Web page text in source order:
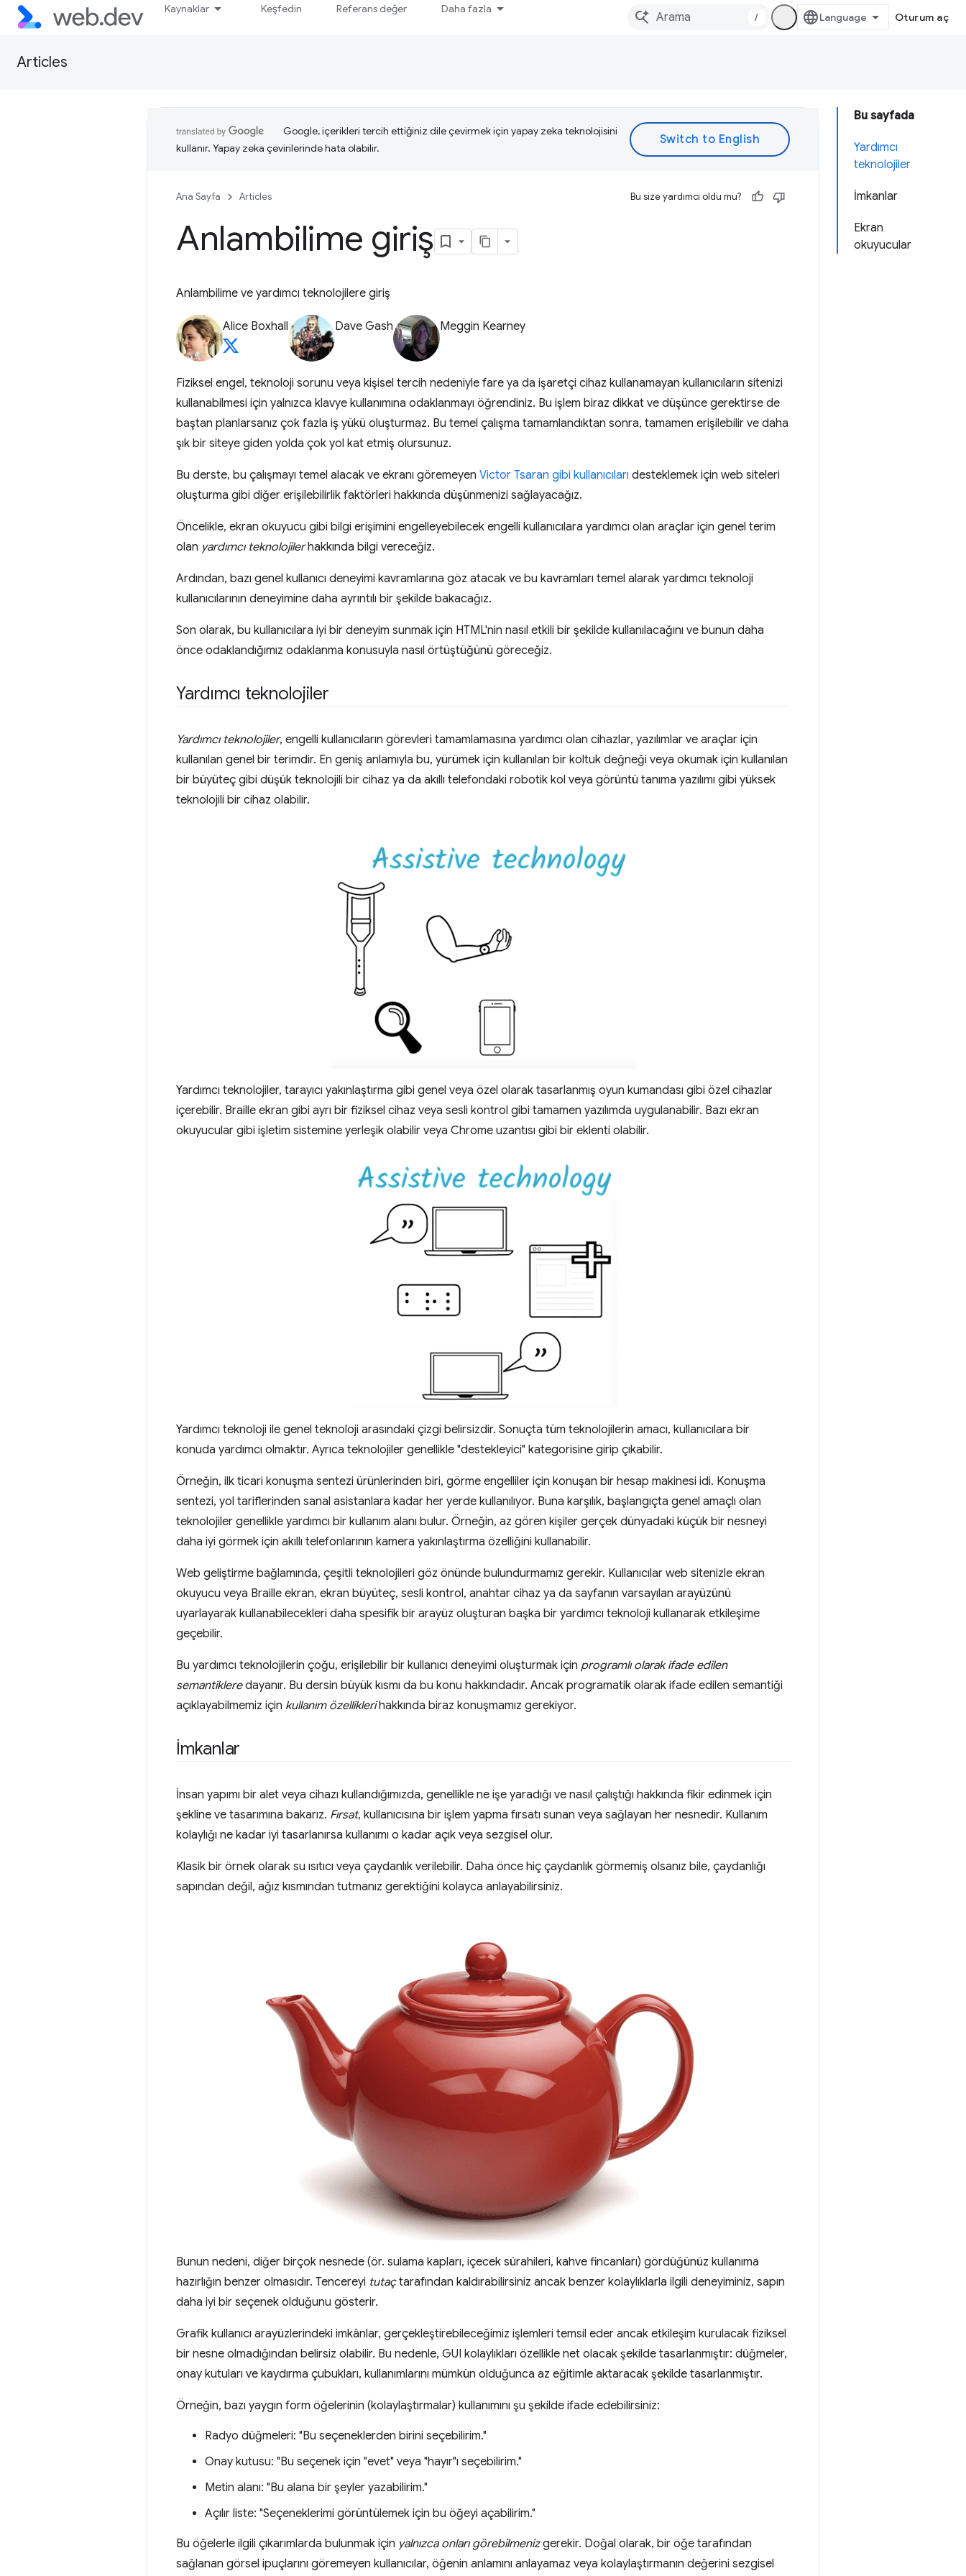
Kaynaklar Keşfedin Referans değer Daha fazla
/ Oturum aç
Articles
Bu sayfada
Yardımcı
teknolojiler
İmkanlar
Ekran
okuyucular
Google, içerikleri tercih ettiğiniz dile çevirmek için yapay zeka teknolojisini
kullanır. Yapay zeka çevirilerinde hata olabilir.
Ana Sayfa Articles Bu size yardımcı oldu mu?
Anlambilime giriş
Anlambilime ve yardımcı teknolojilere giriş
Alice Boxhall Dave Gash Meggin Kearney
Fiziksel engel, teknoloji sorunu veya kişisel tercih nedeniyle fare ya da işaretçi cihaz kullanamayan kullanıcıların sitenizi
kullanabilmesi için yalnızca klavye kullanımına odaklanmayı öğrendiniz. Bu işlem biraz dikkat ve düşünce gerektirse de
baştan planlarsanız çok fazla iş yükü oluşturmaz. Bu temel çalışma tamamlandıktan sonra, tamamen erişilebilir ve daha
şık bir siteye giden yolda çok yol kat etmiş olursunuz.
Bu derste, bu çalışmayı temel alacak ve ekranı göremeyen Victor Tsaran gibi kullanıcıları desteklemek için web siteleri
oluşturma gibi diğer erişilebilirlik faktörleri hakkında düşünmenizi sağlayacağız.
Öncelikle, ekran okuyucu gibi bilgi erişimini engelleyebilecek engelli kullanıcılara yardımcı olan araçlar için genel terim
olan yardımcı teknolojilerhakkında bilgi vereceğiz.
Ardından, bazı genel kullanıcı deneyimi kavramlarına göz atacak ve bu kavramları temel alarak yardımcı teknoloji
kullanıcılarının deneyimine daha ayrıntılı bir şekilde bakacağız.
Son olarak, bu kullanıcılara iyi bir deneyim sunmak için HTML'nin nasıl etkili bir şekilde kullanılacağını ve bunun daha
önce odaklandığımız odaklanma konusuyla nasıl örtüştüğünü göreceğiz.
Yardımcı teknolojiler
Yardımcı teknolojiler, engelli kullanıcıların görevleri tamamlamasına yardımcı olan cihazlar, yazılımlar ve araçlar için
kullanılan genel bir terimdir. En geniş anlamıyla bu, yürümek için kullanılan bir koltuk değneği veya okumak için kullanılan
bir büyüteç gibi düşük teknolojili bir cihaz ya da akıllı telefondaki robotik kol veya görüntü tanıma yazılımı gibi yüksek
teknolojili bir cihaz olabilir.
Yardımcı teknolojiler, tarayıcı yakınlaştırma gibi genel veya özel olarak tasarlanmış oyun kumandası gibi özel cihazlar
içerebilir. Braille ekran gibi ayrı bir fiziksel cihaz veya sesli kontrol gibi tamamen yazılımda uygulanabilir. Bazı ekran
okuyucular gibi işletim sistemine yerleşik olabilir veya Chrome uzantısı gibi bir eklenti olabilir.
Yardımcı teknoloji ile genel teknoloji arasındaki çizgi belirsizdir. Sonuçta tüm teknolojilerin amacı, kullanıcılara bir
konuda yardımcı olmaktır. Ayrıca teknolojiler genellikle "destekleyici" kategorisine girip çıkabilir.
Örneğin, ilk ticari konuşma sentezi ürünlerinden biri, görme engelliler için konuşan bir hesap makinesi idi. Konuşma
sentezi, yol tariflerinden sanal asistanlara kadar her yerde kullanılıyor. Buna karşılık, başlangıçta genel amaçlı olan
teknolojiler genellikle yardımcı bir kullanım alanı bulur. Örneğin, az gören kişiler gerçek dünyadaki küçük bir nesneyi
daha iyi görmek için akıllı telefonlarının kamera yakınlaştırma özelliğini kullanabilir.
Web geliştirme bağlamında, çeşitli teknolojileri göz önünde bulundurmamız gerekir. Kullanıcılar web sitenizle ekran
okuyucu veya Braille ekran, ekran büyüteç, sesli kontrol, anahtar cihaz ya da sayfanın varsayılan arayüzünü
uyarlayarak kullanabilecekleri daha spesifik bir arayüz oluşturan başka bir yardımcı teknoloji kullanarak etkileşime
geçebilir.
Bu yardımcı teknolojilerin çoğu, erişilebilir bir kullanıcı deneyimi oluşturmak için programlı olarak ifade edilen
semantikleredayanır. Bu dersin büyük kısmı da bu konu hakkındadır. Ancak programatik olarak ifade edilen semantiği
açıklayabilmemiz için kullanım özelliklerihakkında biraz konuşmamız gerekiyor.
İmkanlar
İnsan yapımı bir alet veya cihazı kullandığımızda, genellikle ne işe yaradığı ve nasıl çalıştığı hakkında fikir edinmek için
şekline ve tasarımına bakarız. Fırsat, kullanıcısına bir işlem yapma fırsatı sunan veya sağlayan her nesnedir. Kullanım
kolaylığı ne kadar iyi tasarlanırsa kullanımı o kadar açık veya sezgisel olur.
Klasik bir örnek olarak su ısıtıcı veya çaydanlık verilebilir. Daha önce hiç çaydanlık görmemiş olsanız bile, çaydanlığı
sapından değil, ağız kısmından tutmanız gerektiğini kolayca anlayabilirsiniz.
Bunun nedeni, diğer birçok nesnede (ör. sulama kapları, içecek sürahileri, kahve fincanları) gördüğünüz kullanıma
hazırlığın benzer olmasıdır. Tencereyi tutaçtarafından kaldırabilirsiniz ancak benzer kolaylıklarla ilgili deneyiminiz, sapın
daha iyi bir seçenek olduğunu gösterir.
Grafik kullanıcı arayüzlerindeki imkânlar, gerçekleştirebileceğimiz işlemleri temsil eder ancak etkileşim kurulacak fiziksel
bir nesne olmadığından belirsiz olabilir. Bu nedenle, GUI kolaylıkları özellikle net olacak şekilde tasarlanmıştır: düğmeler,
onay kutuları ve kaydırma çubukları, kullanımlarını mümkün olduğunca az eğitimle aktaracak şekilde tasarlanmıştır.
Örneğin, bazı yaygın form öğelerinin (kolaylaştırmalar) kullanımını şu şekilde ifade edebilirsiniz:
Radyo düğmeleri: "Bu seçeneklerden birini seçebilirim."
Onay kutusu: "Bu seçenek için "evet" veya "hayır"ı seçebilirim."
Metin alanı: "Bu alana bir şeyler yazabilirim."
Açılır liste: "Seçeneklerimi görüntülemek için bu öğeyi açabilirim."
Bu öğelerle ilgili çıkarımlarda bulunmak için yalnızca onları görebilmenizgerekir. Doğal olarak, bir öğe tarafından
sağlanan görsel ipuçlarını göremeyen kullanıcılar, öğenin anlamını anlayamaz veya kolaylaştırmanın değerini sezgisel